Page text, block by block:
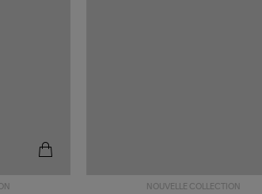
NOUVELLE COLLECTION